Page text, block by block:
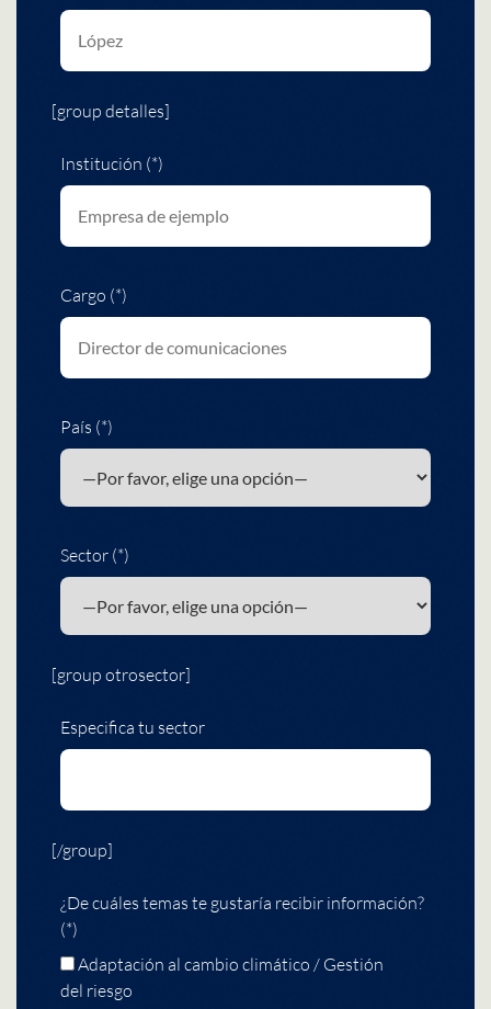
[group detalles]
Institución (*)
Cargo (*)
País (*)
Sector (*)
[group otrosector]
Especifica tu sector
[/group]
¿De cuáles temas te gustaría recibir información?
(*)
Adaptación al cambio climático / Gestión
del riesgo